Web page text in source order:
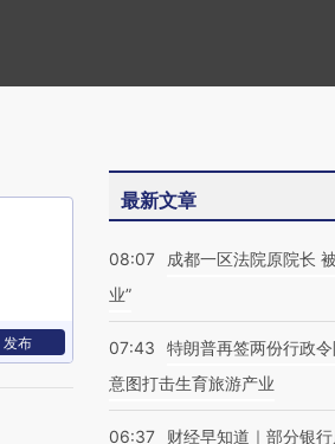
发布
最新文章
08:07
成都一区法院原院长
业”
07:43
特朗普再签两份行政
意图打击生育旅游产业
06:37
财经早知道｜部分银